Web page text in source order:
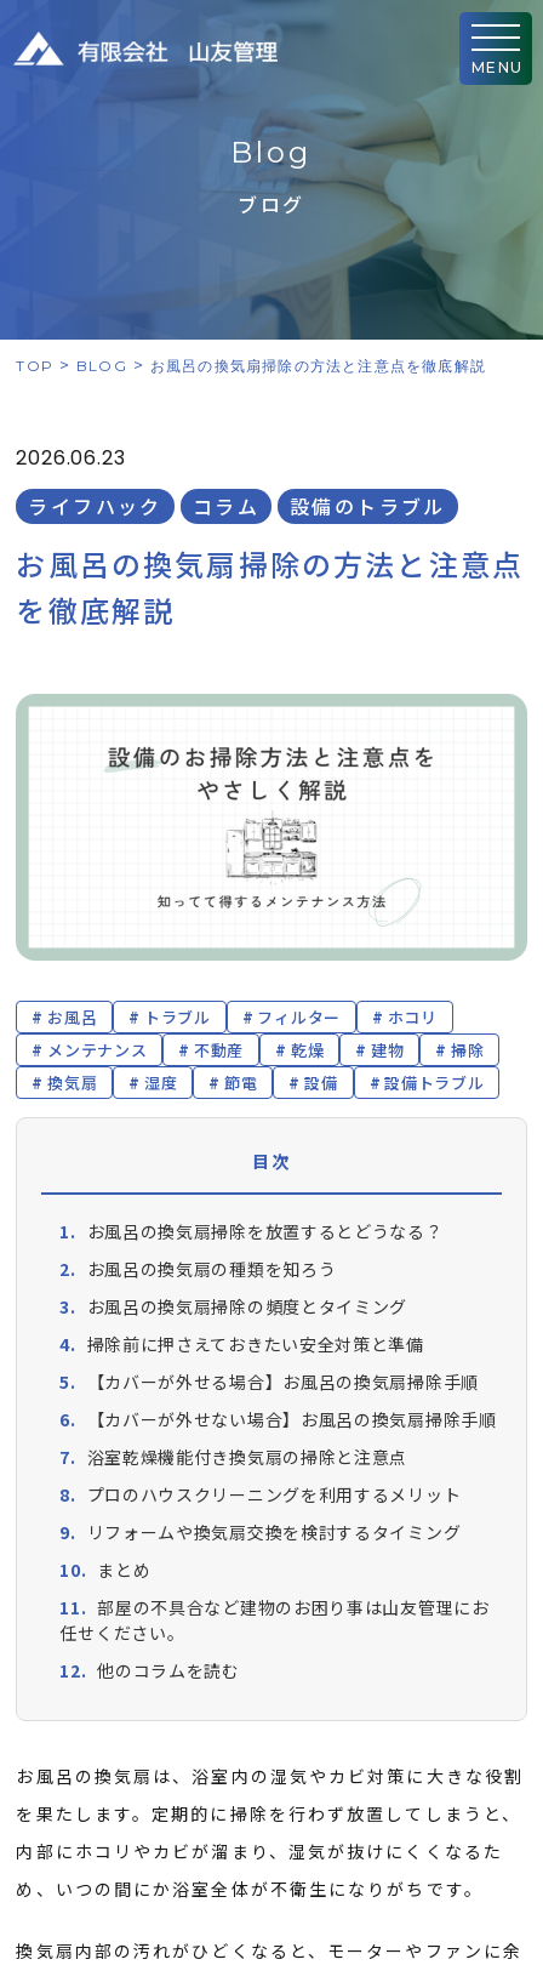
MENU
B log
ブログ
TOP BLOG お風呂の換気扇掃除の方法と注意点を徹底解説
2026.06.23
ライフハック コラム 設備のトラブル
お風呂の換気扇掃除の方法と注意点
を徹底解説
お風呂 トラブル フィルター
ホコリ
メンテナンス
不動産 乾燥 建物
掃除
換気扇
湿度 節電 設備 設備トラブル
目次
お風呂の換気扇掃除を放置するとどうなる？
お風呂の換気扇の種類を知ろう
お風呂の換気扇掃除の頻度とタイミング
掃除前に押さえておきたい安全対策と準備
【カバーが外せる場合】お風呂の換気扇掃除手順
【カバーが外せない場合】お風呂の換気扇掃除手順
浴室乾燥機能付き換気扇の掃除と注意点
プロのハウスクリーニングを利用するメリット
リフォームや換気扇交換を検討するタイミング
まとめ
部屋の不具合など建物のお困り事は山友管理にお
任せください。
他のコラムを読む
お風呂の換気扇は、浴室内の湿気やカビ対策に大きな役割
を果たします。定期的に掃除を行わず放置してしまうと、
内部にホコリやカビが溜まり、湿気が抜けにくくなるた
め、いつの間にか浴室全体が不衛生になりがちです。
換気扇内部の汚れがひどくなると、モーターやファンに余